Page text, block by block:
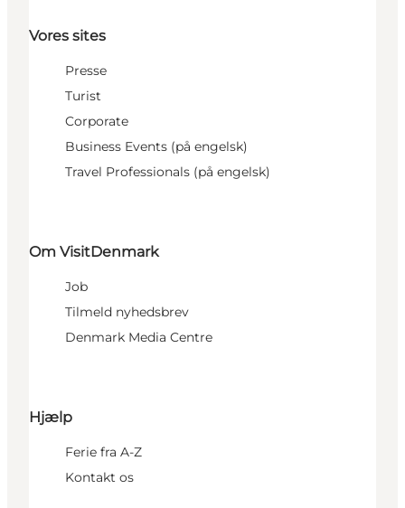
Vores sites
Presse
Turist
Corporate
Business Events (på engelsk)
Travel Professionals (på engelsk)
Om VisitDenmark
Job
Tilmeld nyhedsbrev
Denmark Media Centre
Hjælp
Ferie fra A-Z
Kontakt os